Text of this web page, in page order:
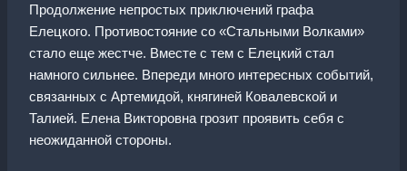
Продолжение непростых приключений графа
Елецкого. Противостояние со «Стальными Волками»
стало еще жестче. Вместе с тем с Елецкий стал
намного сильнее. Впереди много интересных событий,
связанных с Артемидой, княгиней Ковалевской и
Талией. Елена Викторовна грозит проявить себя с
неожиданной стороны.